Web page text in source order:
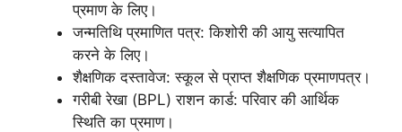
प्रमाण के लिए।
जन्मतिथि प्रमाणित पत्र: किशोरी की आयु सत्यापित
करने के लिए।
शैक्षणिक दस्तावेज: स्कूल से प्राप्त शैक्षणिक प्रमाणपत्र।
गरीबी रेखा (BPL) राशन कार्ड: परिवार की आर्थिक
स्थिति का प्रमाण।